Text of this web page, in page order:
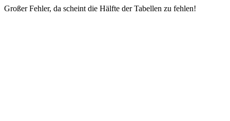
Großer Fehler, da scheint die Hälfte der Tabellen zu fehlen!